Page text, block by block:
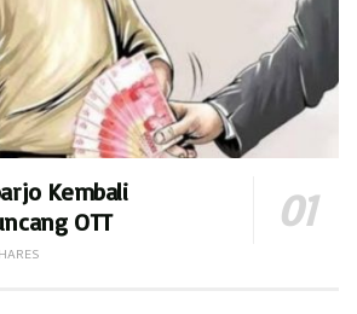
Kembali
OTT